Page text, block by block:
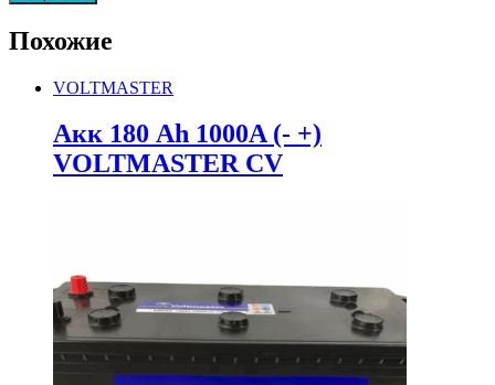
Похожие
VOLTMASTER
Акк 180 Ah 1000A (- +)
VOLTMASTER CV